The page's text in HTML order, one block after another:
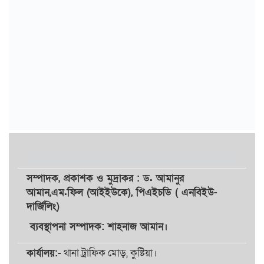
সম্পাদক, প্রকাশকওমুদ্রাকর: ড. আমানুর
আমান,এম.ফিল (আইইউকে), পিএইচডি ( এনবিইউ-
দার্জিলিং)
ব্যবস্থাপনা সম্পাদক: শাহনাজ আমান।
কার্যালয়:-থানা ট্রাফিক মোড়, কুষ্টিয়া।